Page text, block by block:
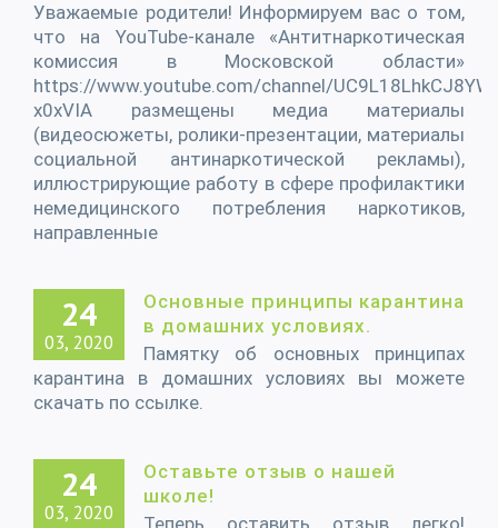
Уважаемые родители! Информируем вас о том,
что на YouTube-канале «Антитнаркотическая
комиссия в Московской области»
https://www.youtube.com/channel/
x0xVIA размещены медиа материалы
(видеосюжеты, ролики-презентации, материалы
социальной антинаркотической рекламы),
иллюстрирующие работу в сфере профилактики
немедицинского потребления наркотиков,
направленные
24
03, 2020
Основные принципы карантина
в домашних условиях.
Памятку об основных принципах
карантина в домашних условиях вы можете
скачать по ссылке.
24
03, 2020
Оставьте отзыв о нашей
школе!